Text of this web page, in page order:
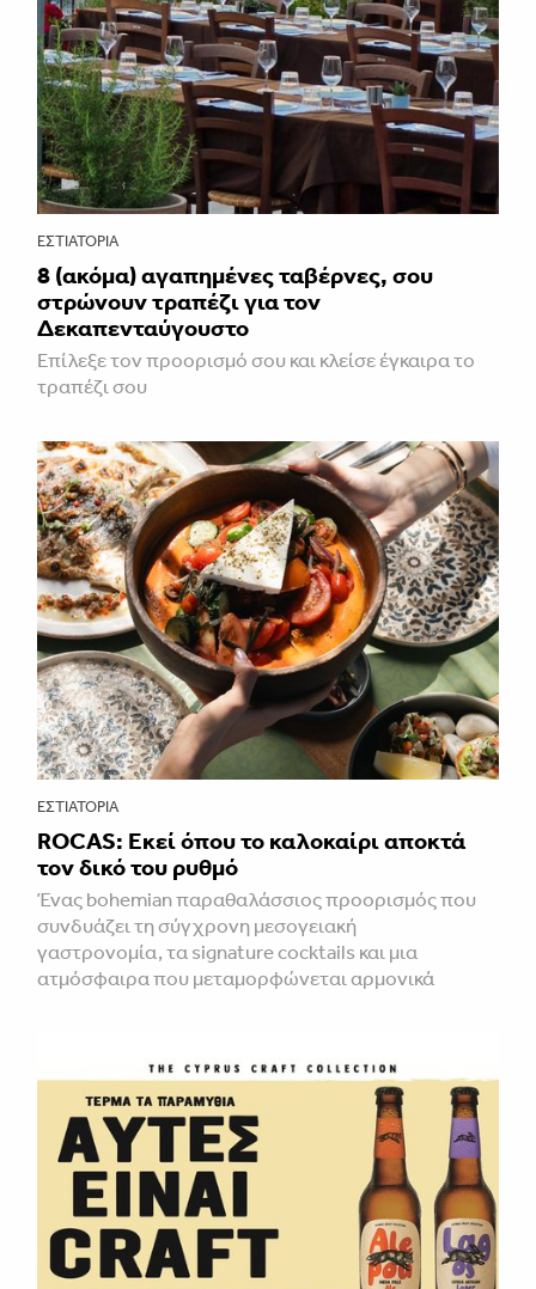
ΕΣΤΙΑΤΌΡΙΑ
8 (ακόμα) αγαπημένες ταβέρνες, σου
στρώνουν τραπέζι για τον
Δεκαπενταύγουστο
Επίλεξε τον προορισμό σου και κλείσε έγκαιρα το
τραπέζι σου
ΕΣΤΙΑΤΌΡΙΑ
ROCAS: Εκεί όπου το καλοκαίρι αποκτά
τον δικό του ρυθμό
Ένας bohemian παραθαλάσσιος προορισμός που
συνδυάζει τη σύγχρονη μεσογειακή
γαστρονομία, τα signature cocktails και μια
ατμόσφαιρα που μεταμορφώνεται αρμονικά